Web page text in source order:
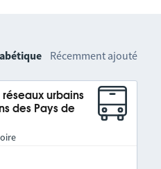
Récemment ajouté
urbains
des Pays de